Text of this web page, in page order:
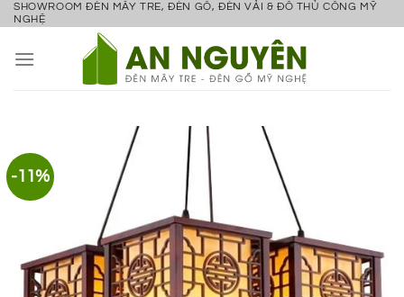
Bỏ
nội
SHOWROOM ĐÈN MÂY TRE, ĐÈN GỖ, ĐÈN VẢI & ĐỒ THỦ CÔNG MỸ
NGHỆ
-11%